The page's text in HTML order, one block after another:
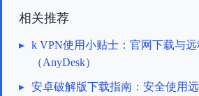
相关推荐
▸ k VPN使用小贴士：官网下载与
（AnyDesk）
▸ 安卓破解版下载指南：安全使用